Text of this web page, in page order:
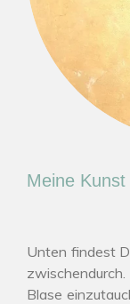
Meine
Unten findest
Blase